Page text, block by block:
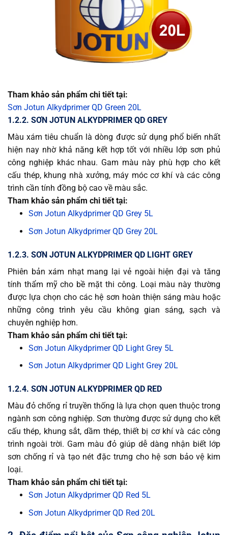
Tham khảo sản phẩm chi tiết tại:
Sơn Jotun Alkydprimer QD Green 20L
1.2.2. SƠN JOTUN ALKYDPRIMER QD GREY
Màu xám tiêu chuẩn là dòng được sử dụng phổ biến nhất
hiện nay nhờ khả năng kết hợp tốt với nhiều lớp sơn phủ
công nghiệp khác nhau. Gam màu này phù hợp cho kết
cấu thép, khung nhà xưởng, máy móc cơ khí và các công
trình cần tính đồng bộ cao về màu sắc.
Tham khảo sản phẩm chi tiết tại:
Sơn Jotun Alkydprimer QD Grey 5L
Sơn Jotun Alkydprimer QD Grey 20L
1.2.3. SƠN JOTUN ALKYDPRIMER QD LIGHT GREY
Phiên bản xám nhạt mang lại vẻ ngoài hiện đại và tăng
tính thẩm mỹ cho bề mặt thi công. Loại màu này thường
được lựa chọn cho các hệ sơn hoàn thiện sáng màu hoặc
những công trình yêu cầu không gian sáng, sạch và
chuyên nghiệp hơn.
Tham khảo sản phẩm chi tiết tại:
Sơn Jotun Alkydprimer QD Light Grey 5L
Sơn Jotun Alkydprimer QD Light Grey 20L
1.2.4. SƠN JOTUN ALKYDPRIMER QD RED
Màu đỏ chống rỉ truyền thống là lựa chọn quen thuộc trong
ngành sơn công nghiệp. Sơn thường được sử dụng cho kết
cấu thép, khung sắt, dầm thép, thiết bị cơ khí và các công
trình ngoài trời. Gam màu đỏ giúp dễ dàng nhận biết lớp
sơn chống rỉ và tạo nét đặc trưng cho hệ sơn bảo vệ kim
loại.
Tham khảo sản phẩm chi tiết tại:
Sơn Jotun Alkydprimer QD Red 5L
Sơn Jotun Alkydprimer QD Red 20L